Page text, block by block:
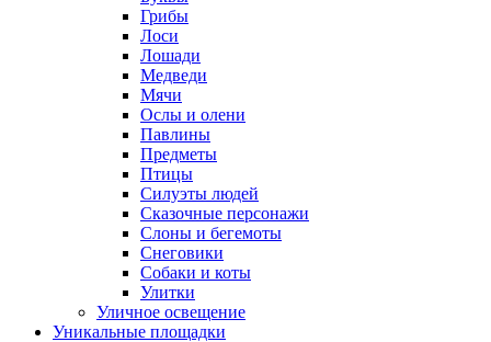
Грибы
Лоси
Лошади
Медведи
Мячи
Ослы и олени
Павлины
Предметы
Птицы
Силуэты людей
Сказочные персонажи
Слоны и бегемоты
Снеговики
Собаки и коты
Улитки
Уличное освещение
Уникальные площадки